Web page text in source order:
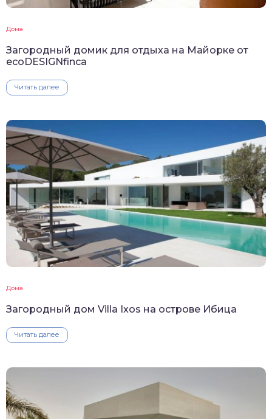
Дома
Загородный домик для отдыха на Майорке от
ecoDESIGNfinca
Читать далее
Дома
Загородный дом Villa Ixos на острове Ибица
Читать далее